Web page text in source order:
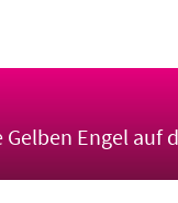
Gelben Engel auf